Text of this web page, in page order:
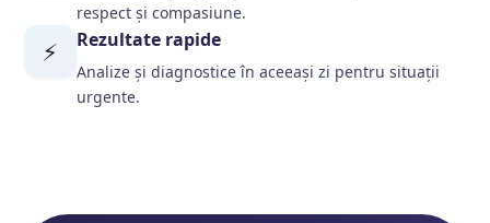
respect și compasiune.
⚡ Rezultate rapide
Analize și diagnostice în aceeași zi pentru situații
urgente.